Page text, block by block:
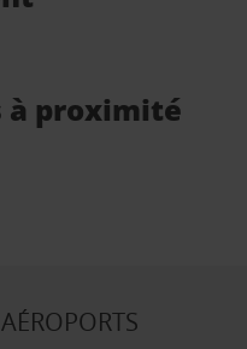
à proximité